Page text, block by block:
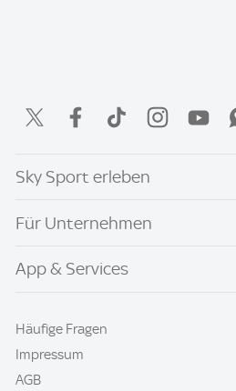
Sky Sport erleben
Für Unternehmen
App & Services
Häufige Fragen
Impressum
AGB